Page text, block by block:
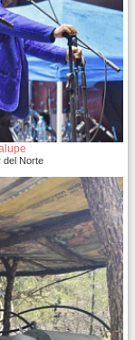
del Norte